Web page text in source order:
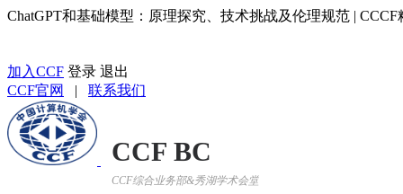
ChatGPT和基础模型：原理探究、技术挑战及伦理规范 | CCCF
加入CCF 登录 退出
CCF官网
| 联系我们
CCF BC
CCF综合业务部&秀湖学术会堂